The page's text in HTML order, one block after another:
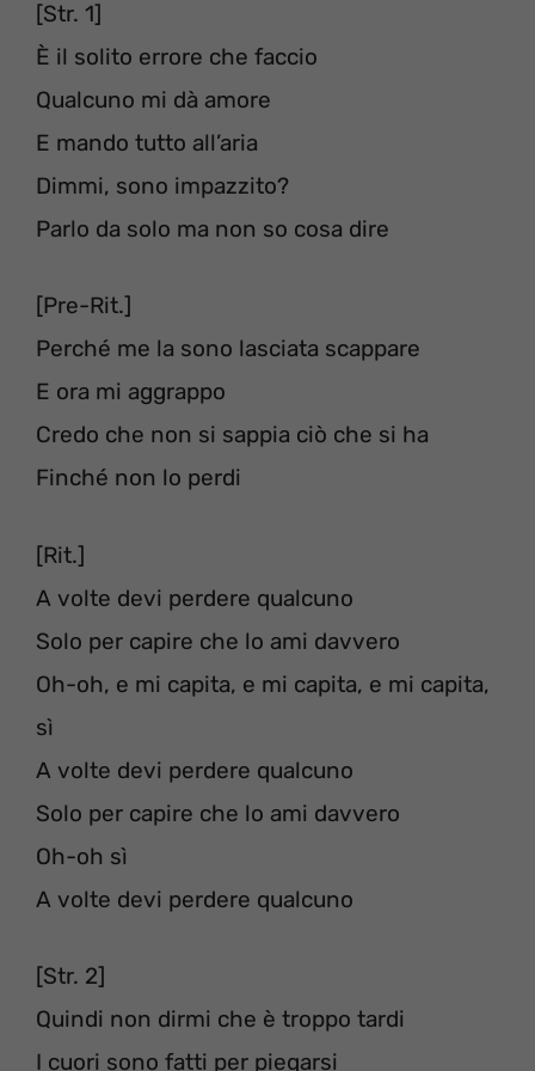
[Str. 1]
È il solito errore che faccio
Qualcuno mi dà amore
E mando tutto all’aria
Dimmi, sono impazzito?
Parlo da solo ma non so cosa dire
[Pre-Rit.]
Perché me la sono lasciata scappare
E ora mi aggrappo
Credo che non si sappia ciò che si ha
Finché non lo perdi
[Rit.]
A volte devi perdere qualcuno
Solo per capire che lo ami davvero
Oh-oh, e mi capita, e mi capita, e mi capita,
sì
A volte devi perdere qualcuno
Solo per capire che lo ami davvero
Oh-oh sì
A volte devi perdere qualcuno
[Str. 2]
Quindi non dirmi che è troppo tardi
I cuori sono fatti per piegarsi